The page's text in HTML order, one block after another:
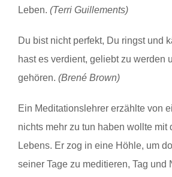
Leben. (Terri Guillements)
Du bist nicht perfekt, Du ringst und
hast es verdient, geliebt zu werden
gehören. (Brené Brown)
Ein Meditationslehrer erzählte von
nichts mehr zu tun haben wollte mit
Lebens. Er zog in eine Höhle, um
seiner Tage zu meditieren, Tag und